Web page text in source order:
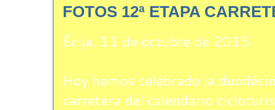
FOTOS 12ª ETAPA
Écija, 11 de octubre de 2015
Hoy hemos celebrado la
carretera del calendario